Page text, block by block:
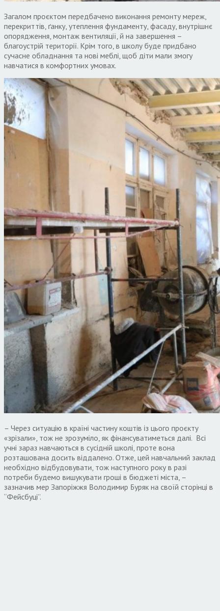
Загалом проєктом передбачено виконання ремонту мереж,
перекриттів, ґанку, утеплення фундаменту, фасаду, внутрішнє
опорядження, монтаж вентиляції, й на завершення –
благоустрій території. Крім того, в школу буде придбано
сучасне обладнання та нові меблі, щоб діти мали змогу
навчатися в комфортних умовах.
– Через ситуацію в країні частину коштів із цього проєкту
«зрізали», тож не зрозуміло, як фінансуватиметься далі. Всі
учні зараз навчаються в сусідній школі, проте вона
розташована досить віддалено. Отже, цей навчальний заклад
необхідно відбудовувати, тож наступного року в разі
потреби будемо вишукувати гроші в бюджеті міста, –
зазначив мер Запоріжжя Володимир Буряк на своїй сторінці в
“Фейсбуці”.